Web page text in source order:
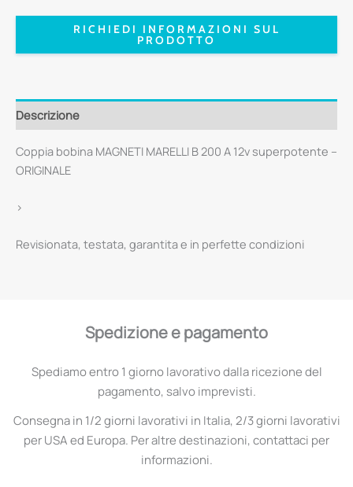
RICHIEDI INFORMAZIONI SUL
PRODOTTO
Descrizione
Coppia bobina MAGNETI MARELLI B 200 A 12v superpotente –
ORIGINALE
>
Revisionata, testata, garantita e in perfette condizioni
Spedizione e pagamento
Spediamo entro 1 giorno lavorativo dalla ricezione del
pagamento, salvo imprevisti.
Consegna in 1/2 giorni lavorativi in Italia, 2/3 giorni lavorativi
per USA ed Europa. Per altre destinazioni, contattaci per
informazioni.